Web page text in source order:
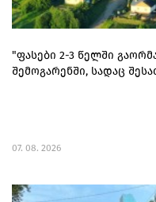
"ფასები 2-3 წელში
შემოგარენში, სადაც
07. 08. 2026